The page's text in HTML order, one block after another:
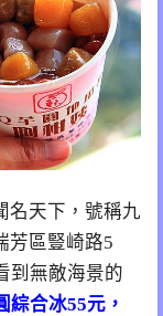
名天下，號稱九
芳區豎崎路5
到無敵海景的
綜合冰55元，